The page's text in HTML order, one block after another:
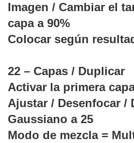
Imagen / Cambiar el
capa a 90%
Colocar según
22 – Capas / Duplicar
Activar la primera
Ajustar / Desenfocar /
Gaussiano a 25
Modo de mezcla =